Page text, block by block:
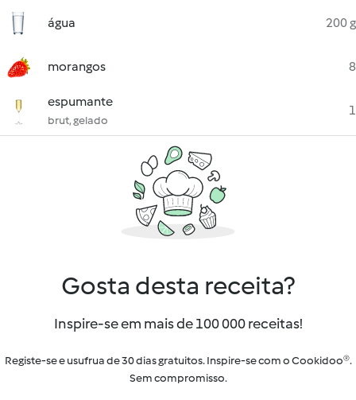
água 200 g
morangos 8
espumante
brut, gelado
1
Gosta desta receita?
Inspire-se em mais de 100 000 receitas!
Registe-se e usufrua de 30 dias gratuitos. Inspire-se com o Cookidoo®.
Sem compromisso.